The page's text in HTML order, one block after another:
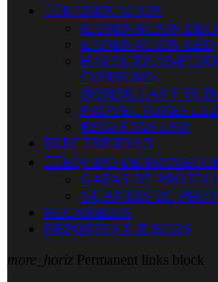
 ILUMINACION
ILUMINACION
ILUMINACIÓN LED
HALOGENAS-
CONSUMO
BOMBILLAS Y
PROYECTORES LED
REGLETAS LED
ELECTRICIDAD
 EQUIPO DE
GAFAS DE
GUANTES DE
RECAMBIOS
DEPORTES Y JUEGOS
more_horiz Permanent links block